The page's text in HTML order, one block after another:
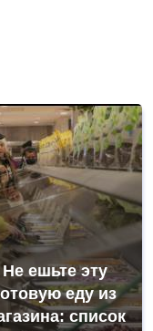
Не ешьте эту
еду из
список